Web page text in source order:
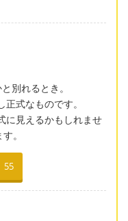
別れるとき。
式なものです。
に見えるかもしれませ
。
55